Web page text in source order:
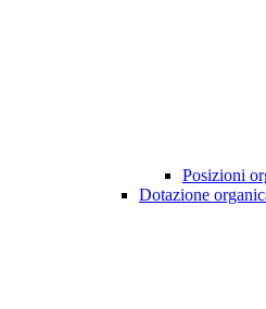
Posizioni
Dotazione